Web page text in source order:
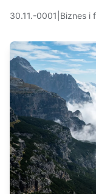
30.11.-0001 Biznes i